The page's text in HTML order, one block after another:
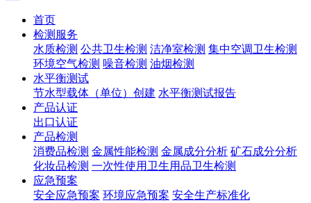
首页
检测服务
水质检测 公共卫生检测 洁净室检测 集中空调卫生检测
环境空气检测 噪音检测 油烟检测
水平衡测试
节水型载体（单位）创建 水平衡测试报告
产品认证
出口认证
产品检测
消费品检测 金属性能检测 金属成分分析 矿石成分分析
化妆品检测 一次性使用卫生用品卫生检测
应急预案
安全应急预案 环境应急预案 安全生产标准化